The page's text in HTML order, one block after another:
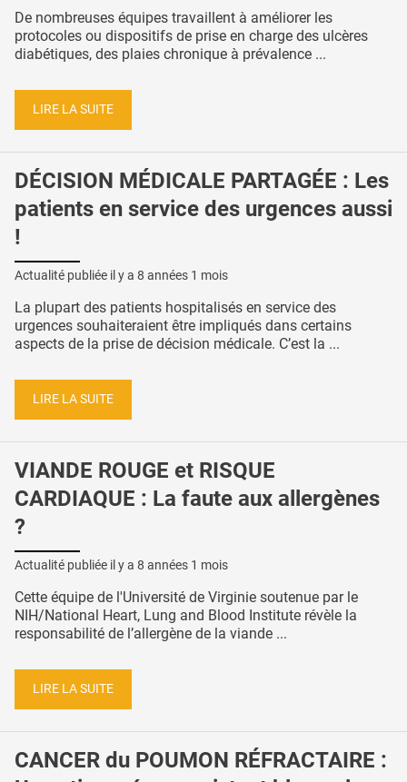
De nombreuses équipes travaillent à améliorer les
protocoles ou dispositifs de prise en charge des ulcères
diabétiques, des plaies chronique à prévalence ...
LIRE LA SUITE
DÉCISION MÉDICALE PARTAGÉE : Les
patients en service des urgences aussi
!
Actualité publiée il y a 8 années 1 mois
La plupart des patients hospitalisés en service des
urgences souhaiteraient être impliqués dans certains
aspects de la prise de décision médicale. C’est la ...
LIRE LA SUITE
VIANDE ROUGE et RISQUE
CARDIAQUE : La faute aux allergènes
?
Actualité publiée il y a 8 années 1 mois
Cette équipe de l'Université de Virginie soutenue par le
NIH/National Heart, Lung and Blood Institute révèle la
responsabilité de l’allergène de la viande ...
LIRE LA SUITE
CANCER du POUMON RÉFRACTAIRE :